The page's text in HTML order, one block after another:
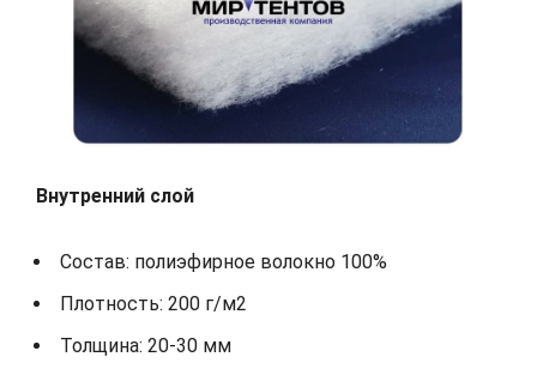
Внутренний слой
Состав: полиэфирное волокно 100%
Плотность: 200 г/м2
Толщина: 20-30 мм